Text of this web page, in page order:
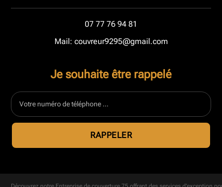
07 77 76 94 81
Mail: couvreur9295@gmail.com
Je souhaite être rappelé